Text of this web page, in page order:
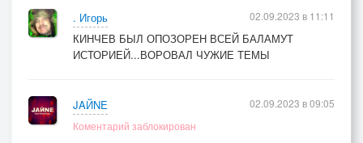
. Игорь
КИНЧЕВ БЫЛ ОПОЗОРЕН ВСЕЙ БАЛАМУТ
ИСТОРИЕЙ...ВОРОВАЛ ЧУЖИЕ ТЕМЫ
02.09.2023 в 11:11
JAЙNE
Коментарий заблокирован
02.09.2023 в 09:05